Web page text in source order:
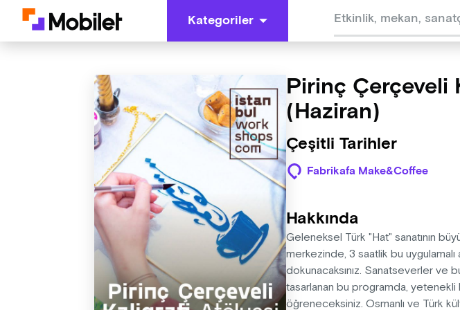
Kategoriler
Pirinç Çerçeveli
(Haziran)
Çeşitli Tarihler
Fabrikafa Make&Coffee
Hakkında
Geleneksel Türk "Hat" sanatının
merkezinde, 3 saatlik bu
dokunacaksınız. Sanatseverler ve
tasarlanan bu programda, yetenekli
öğreneceksiniz. Osmanlı ve Türk